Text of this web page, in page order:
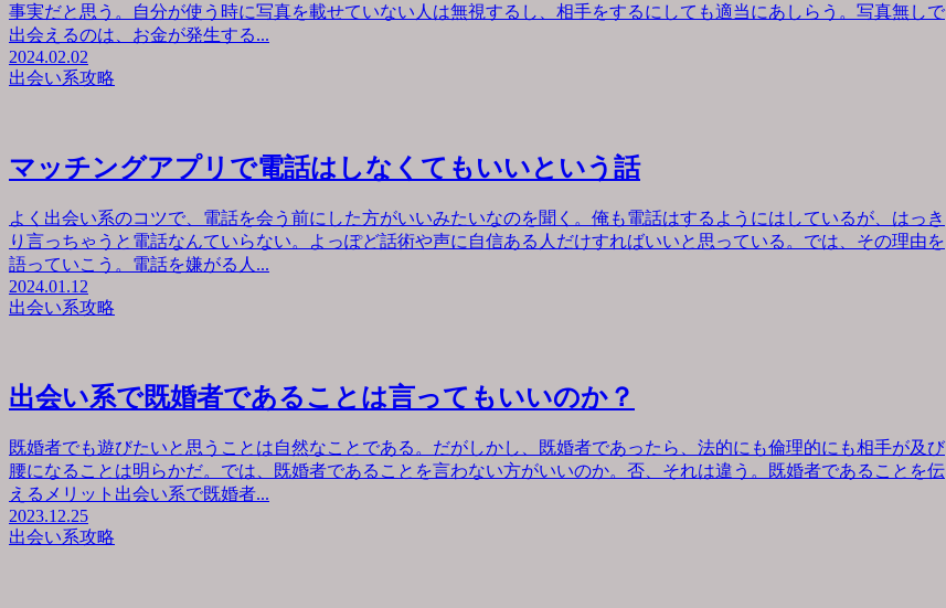
事実だと思う。自分が使う時に写真を載せていない人は無視するし、相手をするにしても適当にあしらう。写真無しで
出会えるのは、お金が発生する...
2024.02.02
出会い系攻略
マッチングアプリで電話はしなくてもいいという話
よく出会い系のコツで、電話を会う前にした方がいいみたいなのを聞く。俺も電話はするようにはしているが、はっき
り言っちゃうと電話なんていらない。よっぽど話術や声に自信ある人だけすればいいと思っている。では、その理由を
語っていこう。電話を嫌がる人...
2024.01.12
出会い系攻略
出会い系で既婚者であることは言ってもいいのか？
既婚者でも遊びたいと思うことは自然なことである。だがしかし、既婚者であったら、法的にも倫理的にも相手が及び
腰になることは明らかだ。では、既婚者であることを言わない方がいいのか。否、それは違う。既婚者であることを伝
えるメリット出会い系で既婚者...
2023.12.25
出会い系攻略